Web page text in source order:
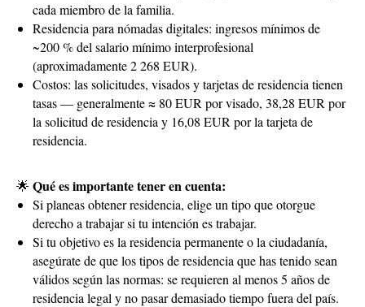
cada miembro de la familia.
Residencia para nómadas digitales: ingresos mínimos de
~200 % del salario mínimo interprofesional
(aproximadamente 2 268 EUR).
Costos: las solicitudes, visados y tarjetas de residencia tienen
tasas — generalmente ≈ 80 EUR por visado, 38,28 EUR por
la solicitud de residencia y 16,08 EUR por la tarjeta de
residencia.
🌟 Qué es importante tener en cuenta:
Si planeas obtener residencia, elige un tipo que otorgue
derecho a trabajar si tu intención es trabajar.
Si tu objetivo es la residencia permanente o la ciudadanía,
asegúrate de que los tipos de residencia que has tenido sean
válidos según las normas: se requieren al menos 5 años de
residencia legal y no pasar demasiado tiempo fuera del país.